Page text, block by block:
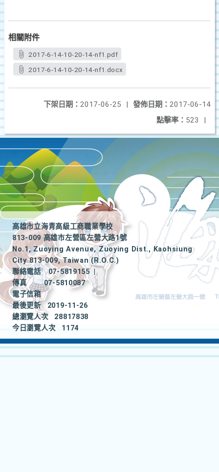
相關附件
2017-6-14-10-20-14-nf1.pdf
2017-6-14-10-20-14-nf1.docx
發佈日期： 2017-06-14
下架日期： 2017-06-25
|
點擊率： 523 |
高雄市立海青高級工商職業學校
813-009 高雄市左營區左營大路1號
No.1, Zuoying Avenue, Zuoying Dist., Kaohsiung
City 813-009, Taiwan (R.O.C.)
聯絡電話
07-5819155
|
傳真
07-5810087
電子信箱
最後更新
2019-11-26
總瀏覽人次
28817838
今日瀏覽人次
1174